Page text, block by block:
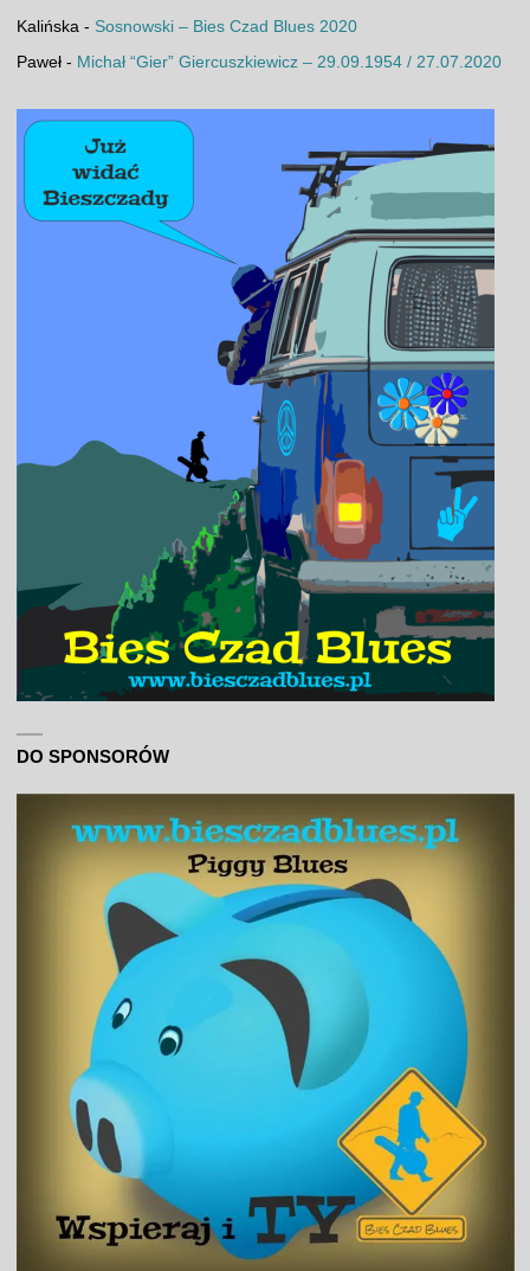
Kalińska - Sosnowski – Bies Czad Blues 2020
Paweł- Michał “Gier” Giercuszkiewicz – 29.09.1954 / 27.07.2020
DO SPONSORÓW